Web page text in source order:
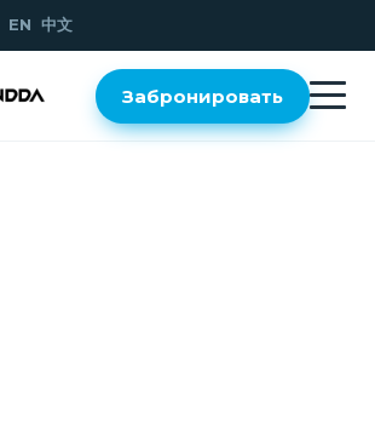
EN 中文
Забронировать